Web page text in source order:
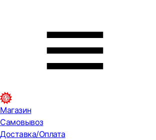
Магазин
Самовывоз
Доставка/Оплата